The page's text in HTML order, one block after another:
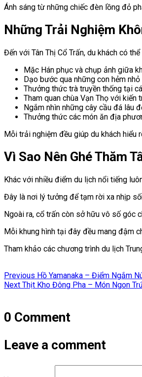
Ánh sáng từ những chiếc đèn lồng đỏ
Những Trải Nghiệm
Đến với Tân Thị Cổ Trấn, du khách có
Mặc Hán phục và chụp ảnh giữa
Dạo bước qua những con hẻm
Thưởng thức trà truyền thống tại
Tham quan chùa Vạn Thọ với kiến
Ngắm nhìn những cây cầu đá lâu
Thưởng thức các món ăn địa
Mỗi trải nghiệm đều giúp du khách hiểu
Vì Sao Nên Ghé Thăm
Khác với nhiều điểm du lịch nổi tiếng
Đây là nơi lý tưởng để tạm rời xa nhịp
Ngoài ra, cổ trấn còn sở hữu vô số góc
Mỗi khung hình tại đây đều mang đậm
Tham khảo các chương trình du lịch
hướng
viết
Previous Previous
post:
Hồ Yamanaka – Điểm Ngắm
Next Next
Thịt Kho Đông Pha – Món Ngon
0 Comment
Leave a comment